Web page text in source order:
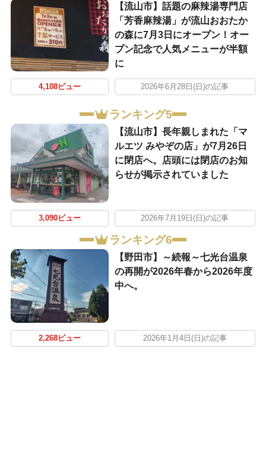
【流山市】話題の麻辣湯専門店
「芳香麻辣湯」が流山おおたか
の森に7月3日にオープン！オー
プン記念で人気メニューが半額
に
4,108ビュー 2026年6月28日(日)の記事
ランキング5
【流山市】長年親しまれた「マ
ルエツ みやぞの店」が7月26日
に閉店へ。店頭には閉店のお知
らせが掲示されていました
3,090ビュー 2026年7月19日(日)の記事
ランキング6
【野田市】～続報～七光台温泉
の再開が2026年春から2026年度
中へ。
2,268ビュー 2026年1月4日(日)の記事